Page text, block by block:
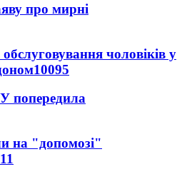
про мирні
чоловіків у
10095
попередила
на "допомозі"